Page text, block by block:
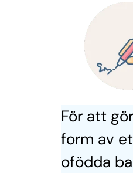
För att
form av
ofödda